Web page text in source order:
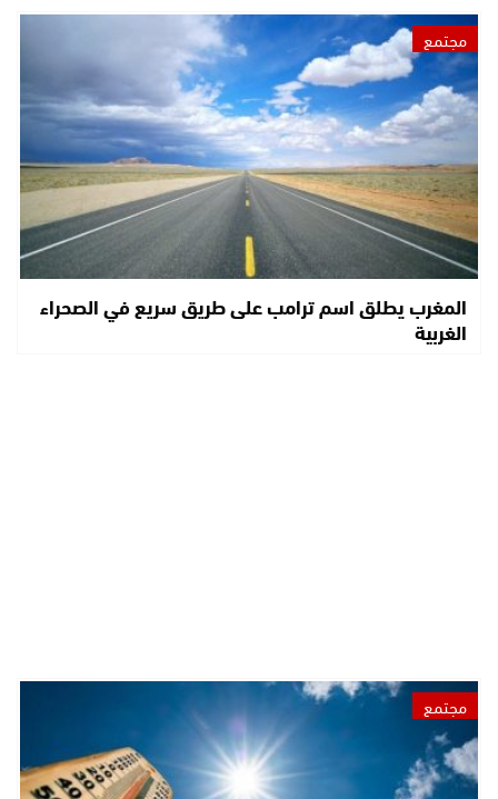
مجتمع
المغرب يطلق اسم ترامب على طريق سريع في الصحراء
الغربية
مجتمع